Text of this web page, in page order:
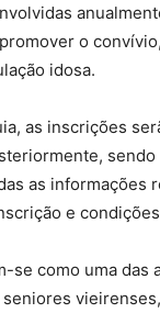
o
idosa.
as inscrições
sendo
as informações
e
se como uma das